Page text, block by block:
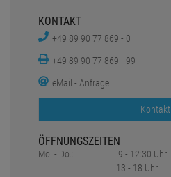
KONTAKT
+49 89 90 77 869 - 0
+49 89 90 77 869 - 99
eMail - Anfrage
Kontakt
ÖFFNUNGSZEITEN
Mo. - Do.:
9 - 12:30 Uhr
13 - 18 Uhr